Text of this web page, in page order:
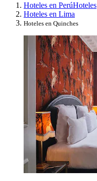
Hoteles en PerúHoteles
Hoteles en Lima
Hoteles en Quinches